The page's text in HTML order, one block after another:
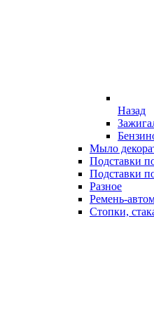
Назад
Мыло
Подставки
Подставки
Разное
Ремень-
Стопки,